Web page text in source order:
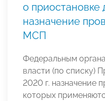
о приостановке
назначение
МСП
Федеральным
власти (по списку)
2020 г. назначение
которых